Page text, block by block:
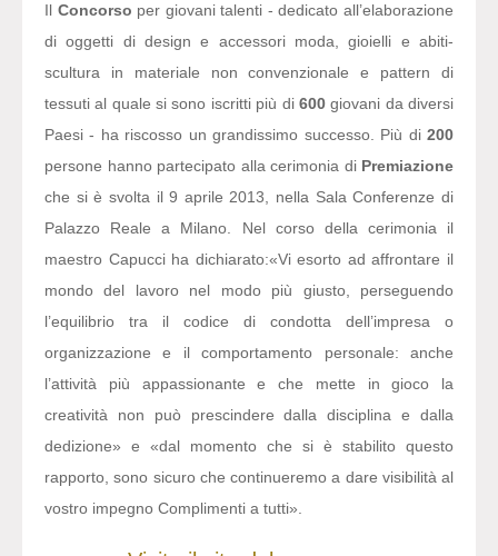
Il Concorso per giovani talenti - dedicato all’elaborazione
di oggetti di design e accessori moda, gioielli e abiti-
scultura in materiale non convenzionale e pattern di
tessuti al quale si sono iscritti più di 600giovani da diversi
Paesi - ha riscosso un grandissimo successo. Più di 200
persone hanno partecipato alla cerimonia di Premiazione
che si è svolta il 9 aprile 2013, nella Sala Conferenze di
Palazzo Reale a Milano. Nel corso della cerimonia il
maestro Capucci ha dichiarato:«Vi esorto ad affrontare il
mondo del lavoro nel modo più giusto, perseguendo
l’equilibrio tra il codice di condotta dell’impresa o
organizzazione e il comportamento personale: anche
l’attività più appassionante e che mette in gioco la
creatività non può prescindere dalla disciplina e dalla
dedizione» e «dal momento che si è stabilito questo
rapporto, sono sicuro che continueremo a dare visibilità al
vostro impegno Complimenti a tutti».